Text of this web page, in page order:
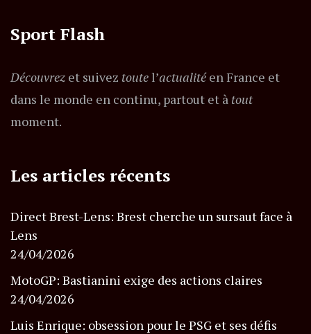
Sport Flash
Découvrez et suivez toutel’actualitéen France et
dans le monde en continu, partout et à tout
moment.
Les articles récents
Direct Brest-Lens: Brest cherche un sursaut face à
Lens
24/04/2026
MotoGP: Bastianini exige des actions claires
24/04/2026
Luis Enrique: obsession pour le PSG et ses défis